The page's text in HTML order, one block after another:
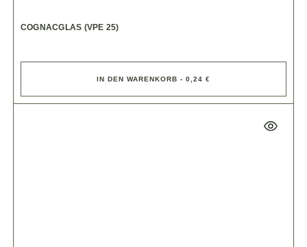
COGNACGLAS (VPE 25)
IN DEN WARENKORB - 0,24 €